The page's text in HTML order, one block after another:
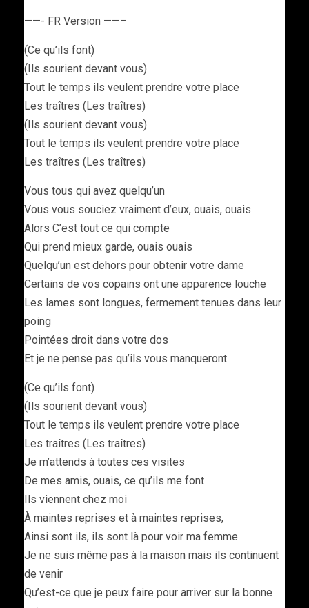
——- FR Version ——–
(Ce qu’ils font)
(Ils sourient devant vous)
Tout le temps ils veulent prendre votre place
Les traîtres (Les traîtres)
(Ils sourient devant vous)
Tout le temps ils veulent prendre votre place
Les traîtres (Les traîtres)
Vous tous qui avez quelqu’un
Vous vous souciez vraiment d’eux, ouais, ouais
Alors C’est tout ce qui compte
Qui prend mieux garde, ouais ouais
Quelqu’un est dehors pour obtenir votre dame
Certains de vos copains ont une apparence louche
Les lames sont longues, fermement tenues dans leur
poing
Pointées droit dans votre dos
Et je ne pense pas qu’ils vous manqueront
(Ce qu’ils font)
(Ils sourient devant vous)
Tout le temps ils veulent prendre votre place
Les traîtres (Les traîtres)
Je m’attends à toutes ces visites
De mes amis, ouais, ce qu’ils me font
Ils viennent chez moi
À maintes reprises et à maintes reprises,
Ainsi sont ils, ils sont là pour voir ma femme
Je ne suis même pas à la maison mais ils continuent
de venir
Qu’est-ce que je peux faire pour arriver sur la bonne